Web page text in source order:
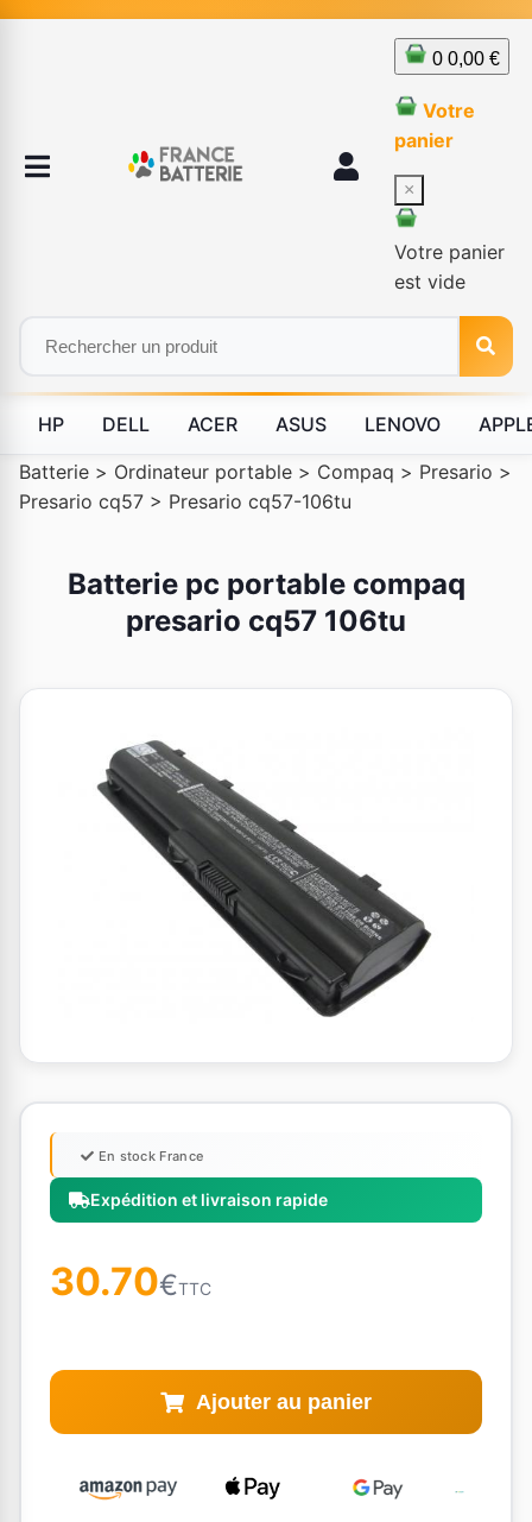
0 0,00 €
Votre
panier
×
Votre panier
est vide
HP DELL ACER ASUS LENOVO
Batterie > Ordinateur portable > Compaq > Presario >
Presario cq57 > Presario cq57-106tu
Batterie pc portable compaq
presario cq57 106tu
Expédition et livraison rapide
En stock France
30.70€TTC
Ajouter au panier